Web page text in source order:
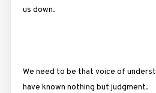
us down.
We need to be that voice of
have known nothing but judgment.